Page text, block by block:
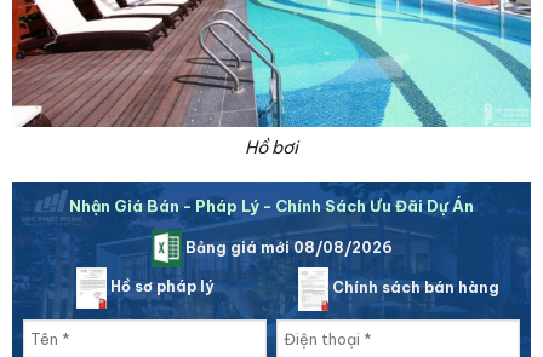
Hồ bơi
Nhận Giá Bán - Pháp Lý - Chính Sách Ưu Đãi Dự Án
Bảng giá mới 08/08/2026
Hồ sơ pháp lý Chính sách bán hàng